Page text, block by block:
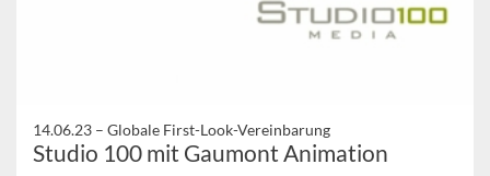
14.06.23 – Globale First-Look-Vereinbarung
Studio 100 mit Gaumont Animation